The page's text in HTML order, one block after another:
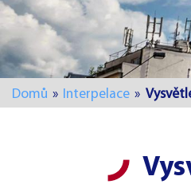
Domů » Interpelace »